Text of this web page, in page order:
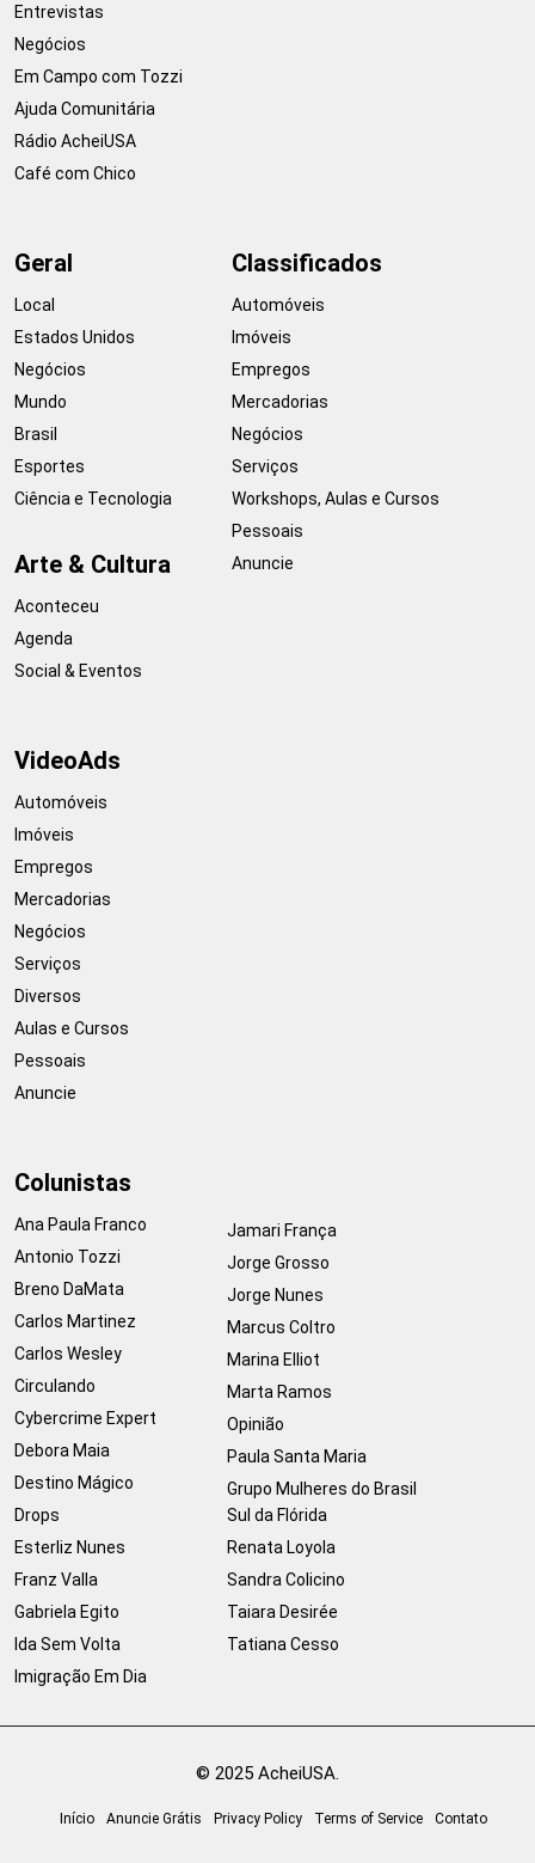
Entrevistas
Negócios
Em Campo com Tozzi
Ajuda Comunitária
Rádio AcheiUSA
Café com Chico
Geral
Local
Estados Unidos
Negócios
Mundo
Brasil
Esportes
Ciência e Tecnologia
Arte & Cultura
Aconteceu
Agenda
Social & Eventos
Classificados
Automóveis
Imóveis
Empregos
Mercadorias
Negócios
Serviços
Workshops, Aulas e Cursos
Pessoais
Anuncie
VideoAds
Automóveis
Imóveis
Empregos
Mercadorias
Negócios
Serviços
Diversos
Aulas e Cursos
Pessoais
Anuncie
Colunistas
Ana Paula Franco
Antonio Tozzi
Breno DaMata
Carlos Martinez
Carlos Wesley
Circulando
Cybercrime Expert
Debora Maia
Destino Mágico
Drops
Esterliz Nunes
Franz Valla
Gabriela Egito
Ida Sem Volta
Imigração Em Dia
Jamari França
Jorge Grosso
Jorge Nunes
Marcus Coltro
Marina Elliot
Marta Ramos
Opinião
Paula Santa Maria
Grupo Mulheres do Brasil
Sul da Flórida
Renata Loyola
Sandra Colicino
Taiara Desirée
Tatiana Cesso
© 2025 AcheiUSA.
Início Anuncie Grátis Privacy Policy Terms of Service Contato